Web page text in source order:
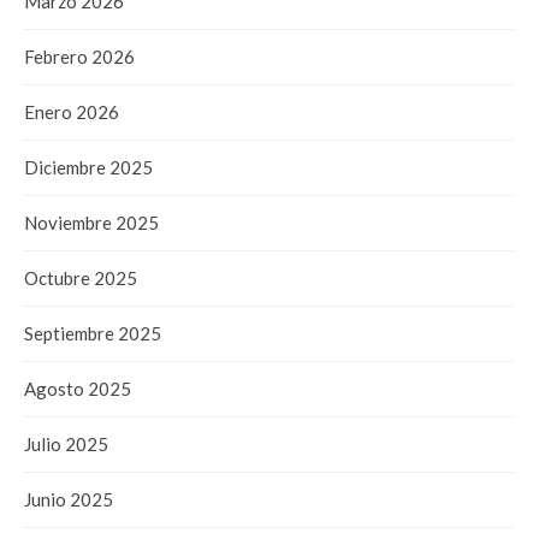
Febrero 2026
Enero 2026
Diciembre 2025
Noviembre 2025
Octubre 2025
Septiembre 2025
Agosto 2025
Julio 2025
Junio 2025